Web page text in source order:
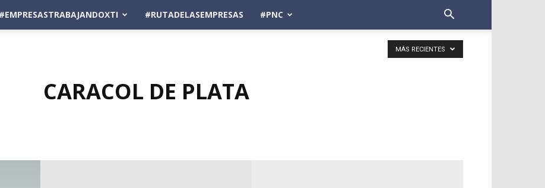
#EMPRESASTRABAJANDOXTI #RUTADELASEMPRESAS #PNC
CARACOL DE PLATA
MÁS RECIENTES